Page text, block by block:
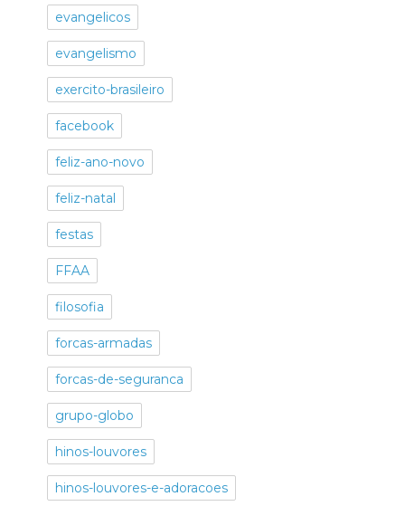
evangelicos
evangelismo
exercito-brasileiro
facebook
feliz-ano-novo
feliz-natal
festas
FFAA
filosofia
forcas-armadas
forcas-de-seguranca
grupo-globo
hinos-louvores
hinos-louvores-e-adoracoes